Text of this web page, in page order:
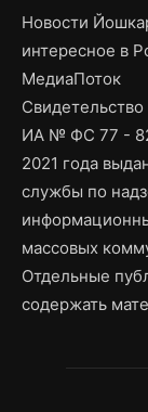
Новости
интересное в
МедиаПоток
ИА № ФС 77 -
2021 года
службы по
массовых
Отдельные
содержать